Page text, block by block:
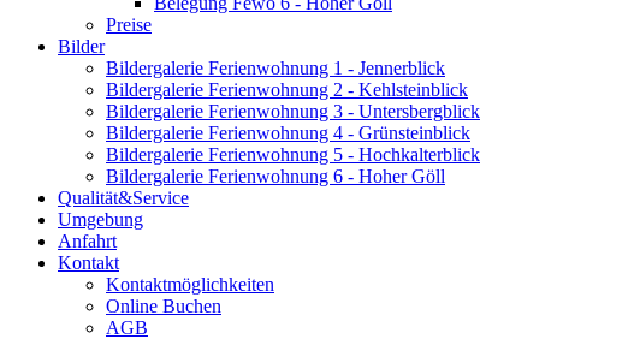
Preise
Bilder
Bildergalerie Ferienwohnung 1 - Jennerblick
Bildergalerie Ferienwohnung 2 - Kehlsteinblick
Bildergalerie Ferienwohnung 3 - Untersbergblick
Bildergalerie Ferienwohnung 4 - Grünsteinblick
Bildergalerie Ferienwohnung 5 - Hochkalterblick
Bildergalerie Ferienwohnung 6 - Hoher Göll
Qualität&Service
Umgebung
Anfahrt
Kontakt
Kontaktmöglichkeiten
Online Buchen
AGB